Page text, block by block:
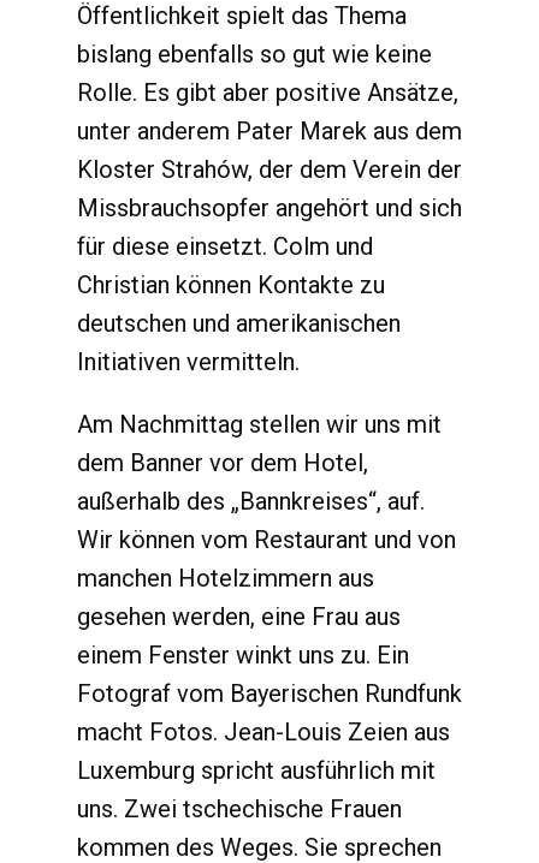
Öffentlichkeit spielt das Thema
bislang ebenfalls so gut wie keine
Rolle. Es gibt aber positive Ansätze,
unter anderem Pater Marek aus dem
Kloster Strahów, der dem Verein der
Missbrauchsopfer angehört und sich
für diese einsetzt. Colm und
Christian können Kontakte zu
deutschen und amerikanischen
Initiativen vermitteln.
Am Nachmittag stellen wir uns mit
dem Banner vor dem Hotel,
außerhalb des „Bannkreises“, auf.
Wir können vom Restaurant und von
manchen Hotelzimmern aus
gesehen werden, eine Frau aus
einem Fenster winkt uns zu. Ein
Fotograf vom Bayerischen Rundfunk
macht Fotos. Jean-Louis Zeien aus
Luxemburg spricht ausführlich mit
uns. Zwei tschechische Frauen
kommen des Weges. Sie sprechen